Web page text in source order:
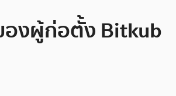
องผู้ก่อตั้ง Bitkub